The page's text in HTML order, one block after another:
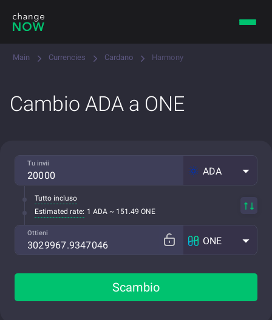
Main Currencies Cardano Harmony
Cambio ADA a ONE
Tu invii
ADA
Tutto incluso
Estimated rate: 1 ADA ~ 151.49 ONE
Ottieni
ONE
Scambio